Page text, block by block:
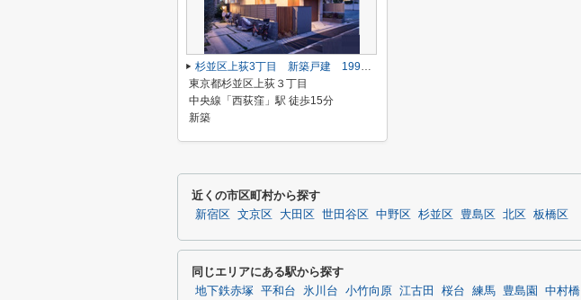
杉並区上荻3丁目 新築戸建 19980万円
東京都杉並区上荻３丁目
中央線「西荻窪」駅 徒歩15分
新築
近くの市区町村から探す
新宿区 文京区 大田区 世田谷区 中野区 杉並区 豊島区 北区 板橋区
同じエリアにある駅から探す
地下鉄赤塚 平和台 氷川台 小竹向原 江古田 桜台 練馬 豊島園 中村橋